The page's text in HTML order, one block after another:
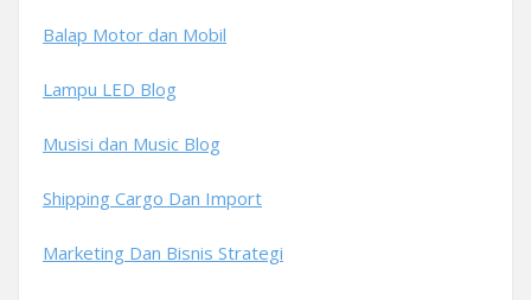
Balap Motor dan Mobil
Lampu LED Blog
Musisi dan Music Blog
Shipping Cargo Dan Import
Marketing Dan Bisnis Strategi